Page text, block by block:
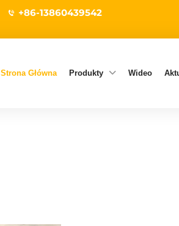
+86-13860439542
Strona Główna Produkty Wideo